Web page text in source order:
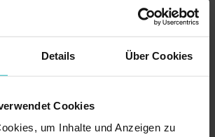
Details Über Cookies
Cookies
um Inhalte und Anzeigen zu
GUT ZU
WISSEN
Für
Praxen
und